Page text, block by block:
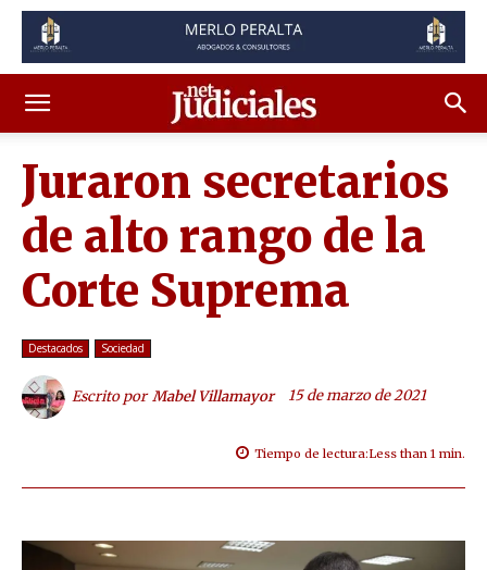
Juraron secretarios
de alto rango de la
Corte Suprema
Destacados Sociedad
Escrito por Mabel Villamayor 15 de marzo de 2021
Tiempo de lectura:Less than 1 min.